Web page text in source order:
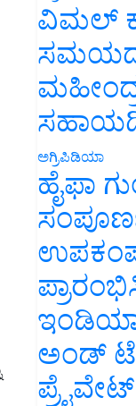
ವಿಮಲ್
ಅಗ್ರಿಪಿಡಿಯಾ
ಹೈಫಾ
ಅಂಡ್